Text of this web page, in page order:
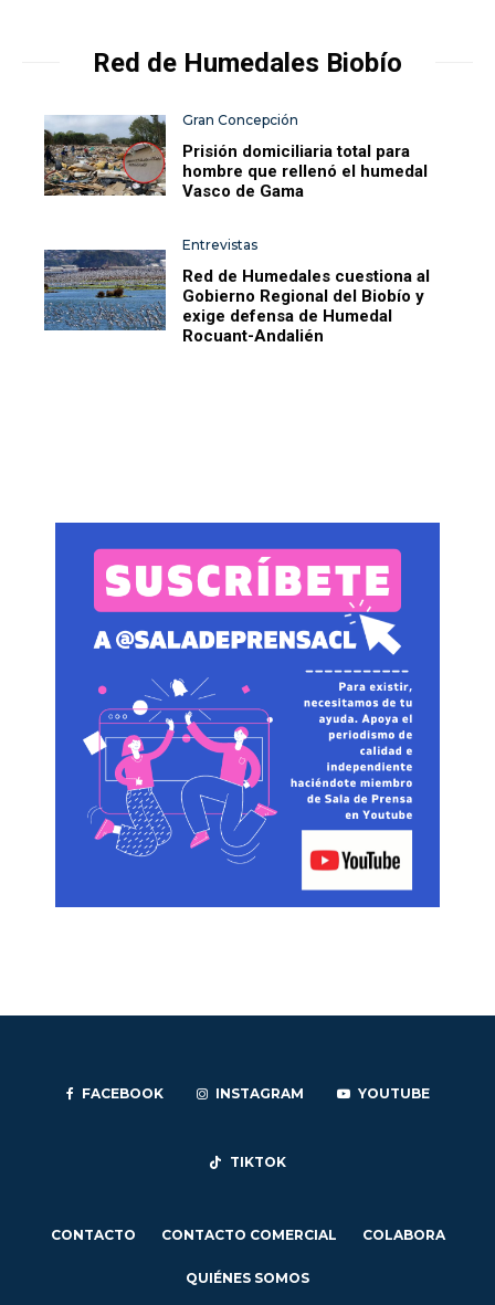
Red de Humedales Biobío
Gran Concepción
Prisión domiciliaria total para
hombre que rellenó el humedal
Vasco de Gama
Entrevistas
Red de Humedales cuestiona al
Gobierno Regional del Biobío y
exige defensa de Humedal
Rocuant-Andalién
FACEBOOK INSTAGRAM YOUTUBE
TIKTOK
CONTACTO CONTACTO COMERCIAL COLABORA
QUIÉNES SOMOS